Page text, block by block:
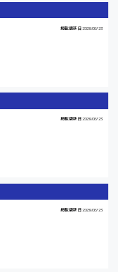
掲載更新日 2026/06/23
掲載更新日 2026/06/23
掲載更新日 2026/06/23